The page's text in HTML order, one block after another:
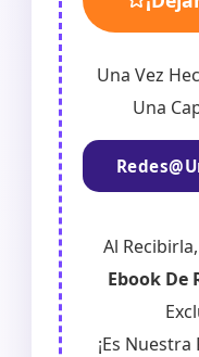
Una Vez
Una
Al
Ebook De
¡Es